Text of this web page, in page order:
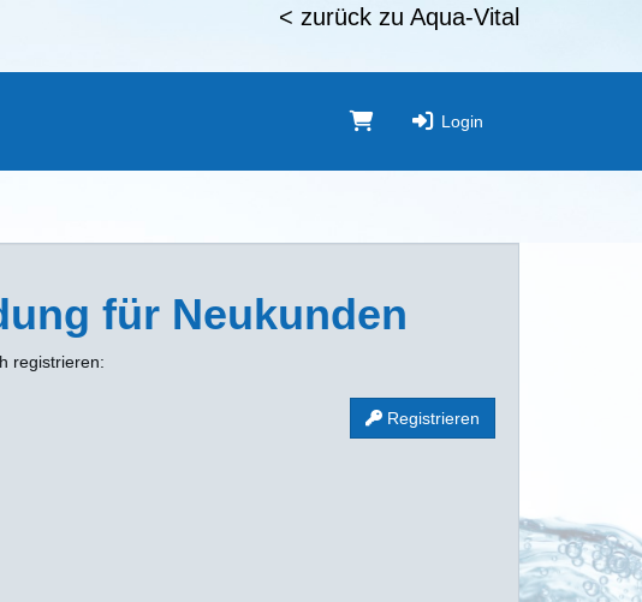
< zurück zu Aqua-Vital
Login
für Neukunden
registrieren:
Registrieren